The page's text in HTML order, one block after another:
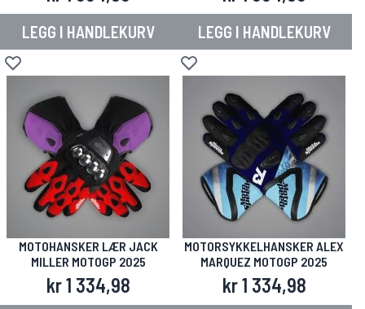
LEGG I HANDLEKURV
Legg til i ønskeliste
LEGG I HANDLEKURV
Legg til i ønskeliste
MOTOHANSKER LÆR JACK
MILLER MOTOGP 2025
kr 1 334,98
MOTORSYKKELHANSKER ALEX
MARQUEZ MOTOGP 2025
kr 1 334,98